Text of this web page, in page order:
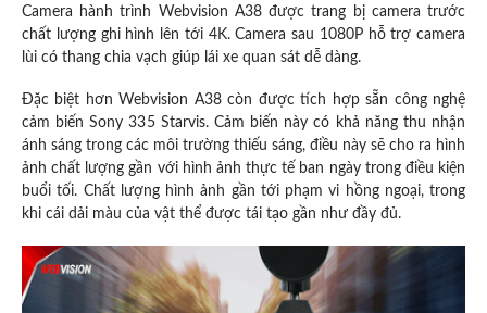
Camera hành trình Webvision A38 được trang bị camera trước
chất lượng ghi hình lên tới 4K. Camera sau 1080P hỗ trợ camera
lùi có thang chia vạch giúp lái xe quan sát dễ dàng.
Đặc biệt hơn Webvision A38 còn được tích hợp sẵn công nghệ
cảm biến Sony 335 Starvis. Cảm biến này có khả năng thu nhận
ánh sáng trong các môi trường thiếu sáng, điều này sẽ cho ra hình
ảnh chất lượng gần với hình ảnh thực tế ban ngày trong điều kiện
buổi tối. Chất lượng hình ảnh gần tới phạm vi hồng ngoại, trong
khi cái dải màu của vật thể được tái tạo gần như đầy đủ.